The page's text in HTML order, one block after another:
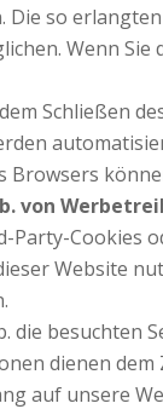
so
Wenn
Schließen
von
Cookies
Website
die besuchten
dienen
auf unsere